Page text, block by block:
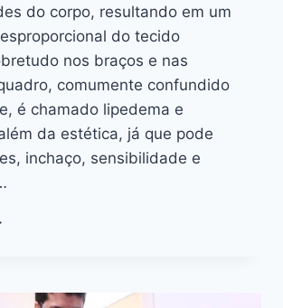
do corpo, resultando em um
do tecido
nos braços e nas
comumente confundido
é chamado lipedema e
da estética, já que pode
inchaço, sensibilidade e